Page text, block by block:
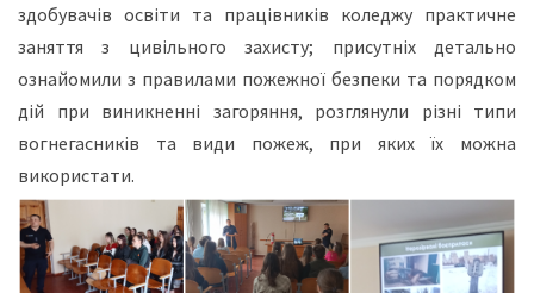
здобувачів освіти та працівників коледжу практичне
заняття з цивільного захисту; присутніх детально
ознайомили з правилами пожежної безпеки та порядком
дій при виникненні загоряння, розглянули різні типи
вогнегасників та види пожеж, при яких їх можна
використати.